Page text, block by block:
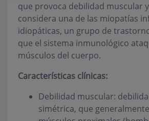
que provoca debilidad muscular
considera una de las miopatías
idiopáticas, un grupo de
que el sistema inmunológico
músculos del cuerpo.
Características clínicas:
Debilidad muscular:
simétrica, que